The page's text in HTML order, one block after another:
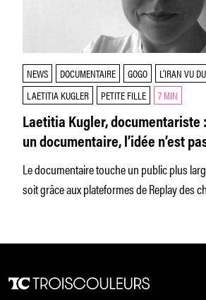
NEWS DOCUMENTAIRE GOGO
L’IRAN VU
LAETITIA KUGLER
PETITE FILLE 7 MIN
Laetitia Kugler, documentariste
un documentaire, l’idée n’est
caméra filmer n’importe qui
Le documentaire touche un public plus
soit grâce aux plateformes de Replay des